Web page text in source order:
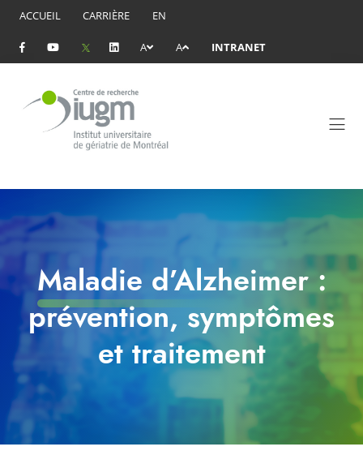
ACCUEIL CARRIÈRE EN
A A INTRANET
Maladie d’Alzheimer :
prévention, symptômes
et traitement